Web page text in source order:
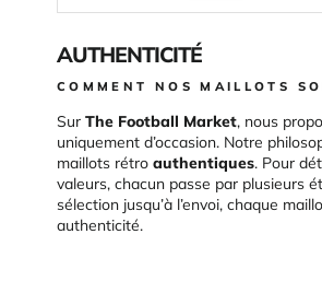
AUTHENTICITÉ
COMMENT NOS MAILLOTS
Sur The Football Market, nous
uniquement d’occasion. Notre
maillots rétro authentiques. Pour
valeurs, chacun passe par plusieurs
sélection jusqu’à l’envoi, chaque
authenticité.